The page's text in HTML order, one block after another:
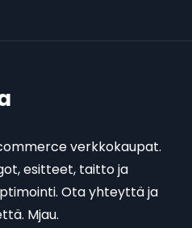
verkkokaupat.
esitteet, taitto ja
Ota yhteyttä ja
Mjau.